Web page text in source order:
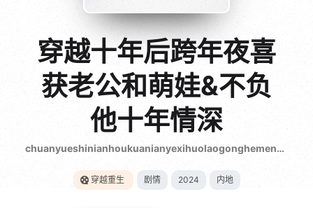
{if condition="$obj.vod_points
gt 0"}
28短剧
穿越十年后跨年夜喜
获老公和萌娃&不负
他十年情深
chuanyueshinianhoukuanianyexihuolaogonghemengwabufutashinianqingshen
穿越重生 剧情 2024 内地